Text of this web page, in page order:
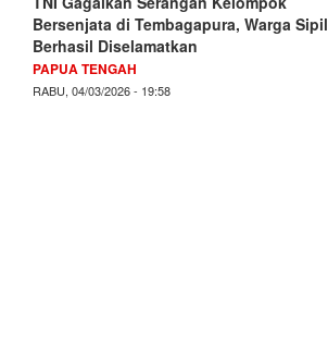
Bersenjata di Tembagapura, Warga Sipil
Berhasil Diselamatkan
PAPUA TENGAH
RABU, 04/03/2026 - 19:58